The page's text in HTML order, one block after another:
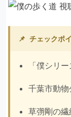
📌 チェックポ
「僕シリ
千葉市動
草彅剛の